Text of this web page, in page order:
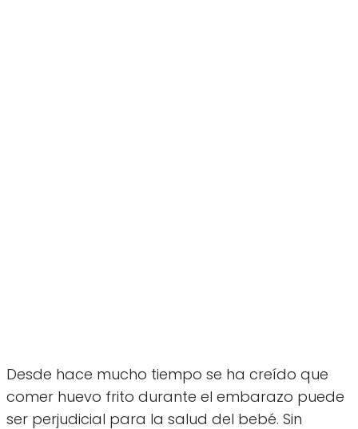
Desde hace mucho tiempo se ha creído que
comer huevo frito durante el embarazo puede
ser perjudicial para la salud del bebé. Sin